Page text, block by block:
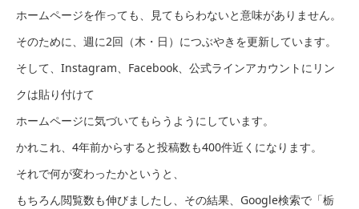
ホームページを作っても、見てもらわないと意味がありません。
そのために、週に2回（木・日）につぶやきを更新しています。
そして、Instagram、Facebook、公式ラインアカウントにリン
クは貼り付けて
ホームページに気づいてもらうようにしています。
かれこれ、4年前からすると投稿数も400件近くになります。
それで何が変わったかというと、
もちろん閲覧数も伸びましたし、その結果、Google検索で「栃